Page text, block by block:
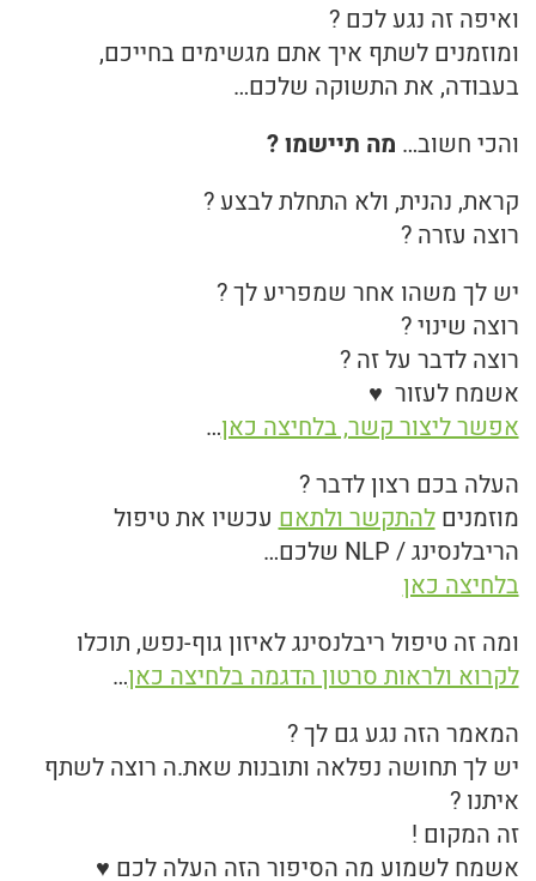
ואיפה זה נגע לכם ?
ומוזמנים לשתף איך אתם מגשימים בחייכם,
בעבודה, את התשוקה שלכם…
והכי חשוב… מה תיישמו ?
קראת, נהנית, ולא התחלת לבצע ?
רוצה עזרה ?
יש לך משהו אחר שמפריע לך ?
רוצה שינוי ?
רוצה לדבר על זה ?
אשמח לעזור ♥
אפשר ליצור קשר, בלחיצה כאן…
העלה בכם רצון לדבר ?
מוזמניםלהתקשר ולתאם עכשיו את טיפול
הריבלנסינג / NLP שלכם…
בלחיצה כאן
ומה זה טיפול ריבלנסינג לאיזון גוף-נפש, תוכלו
לקרוא ולראות סרטון הדגמה בלחיצה כאן…
המאמר הזה נגע גם לך ?
יש לך תחושה נפלאה ותובנות שאת.ה רוצה לשתף
איתנו ?
זה המקום !
אשמח לשמוע מה הסיפור הזה העלה לכם ♥